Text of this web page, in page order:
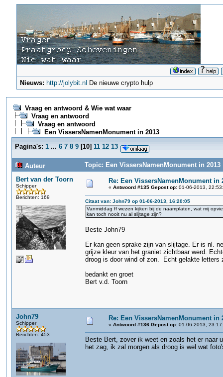
Nieuws: http://jolybit.nl De nieuwe crypto hulp
Vraag en antwoord & Wie wat waar
Vraag en antwoord
Vraag en antwoord
Een VissersNamenMonument in 2013
Pagina's: 1 ... 6 7 8 9 [10] 11 12 13
Auteur
Topic: Een VissersNamenMonument in 2013
Bert van der Toorn
Schipper
Berichten: 169
Re: Een VissersNamenMonument in
« Antwoord #135 Gepost op: 01-06-2013,
Citaat van: John79 op 01-06-2013, 16:20:05
Vanmiddag ff wezen kijken bij de naamplaten, wat mij
kan toch nooit nu al slijtage zijn?
Beste John79
Er kan geen sprake zijn van slijtage. Er is nl.
grijze kleur van het graniet zichtbaar werd.
droog is door wind of zon. Echt gelakte letters
bedankt en groet
Bert v.d. Toorn
John79
Schipper
Berichten: 453
Re: Een VissersNamenMonument in
« Antwoord #136 Gepost op: 01-06-2013,
Beste Bert, zover ik weet en zoals het er naar
het zag, ik zal morgen als droog is wel wat